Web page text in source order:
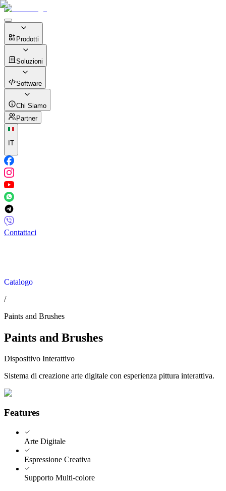
Prodotti
Soluzioni
Software
Chi Siamo
Partner
IT
Contattaci
Catalogo
/
Paints and Brushes
Paints and Brushes
Dispositivo Interattivo
Sistema di creazione arte digitale con esperienza pittura interattiva.
Features
Arte Digitale
Espressione Creativa
Supporto Multi-colore